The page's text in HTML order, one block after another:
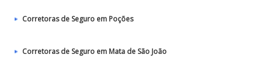
Corretoras de Seguro em Poções
Corretoras de Seguro em Mata de São João